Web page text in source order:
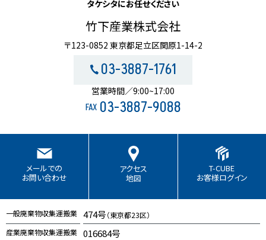
タケシタにお任せください
竹下産業株式会社
〒123-0852 東京都足立区関原1-14-2
03-3887-1761
営業時間／9:00~17:00
FAX 03-3887-9088
メールでの
お問い合わせ
アクセス
地図
T-CUBE
お客様ログイン
一般廃棄物収集運搬業 474号（東京都23区）
産業廃棄物収集運搬業 016684号